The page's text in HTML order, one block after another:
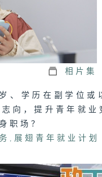
军澳南公园｜认
海绵城市设计｜
园都能化身成防
工具？
正关你事：运输
物流局｜港车北
上）｜香港人自
游热门之选！
港车北上」你试
未？
相片集
、学历在副学位或
向，提升青年就业
职场？
,展翅青年就业计划